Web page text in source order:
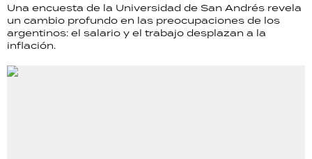
Una encuesta de la Universidad de San Andrés revela
un cambio profundo en las preocupaciones de los
argentinos: el salario y el trabajo desplazan a la
inflación.